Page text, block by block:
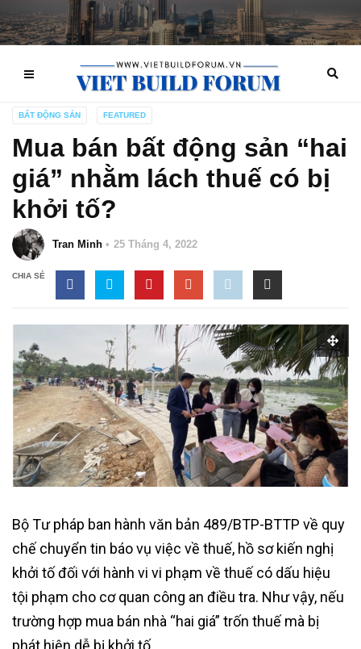
BẤT ĐỘNG SẢN FEATURED
Mua bán bất động sản “hai
giá” nhằm lách thuế có bị
khởi tố?
Tran Minh 25 Tháng 4, 2022
CHIA SẺ
Bộ Tư pháp ban hành văn bản 489/BTP-BTTP về quy
chế chuyển tin báo vụ việc về thuế, hồ sơ kiến nghị
khởi tố đối với hành vi vi phạm về thuế có dấu hiệu
tội phạm cho cơ quan công an điều tra. Như vậy, nếu
trường hợp mua bán nhà “hai giá” trốn thuế mà bị
phát hiện dễ bị khởi tố.